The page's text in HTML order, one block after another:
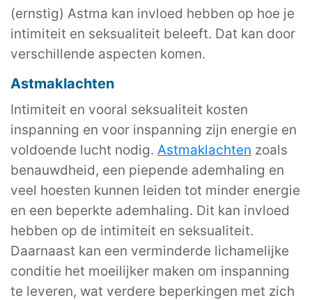
(ernstig) Astma kan invloed hebben op hoe je
intimiteit en seksualiteit beleeft. Dat kan door
verschillende aspecten komen.
Astmaklachten
Intimiteit en vooral seksualiteit kosten
inspanning en voor inspanning zijn energie en
voldoende lucht nodig. Astmaklachten zoals
benauwdheid, een piepende ademhaling en
veel hoesten kunnen leiden tot minder energie
en een beperkte ademhaling. Dit kan invloed
hebben op de intimiteit en seksualiteit.
Daarnaast kan een verminderde lichamelijke
conditie het moeilijker maken om inspanning
te leveren, wat verdere beperkingen met zich